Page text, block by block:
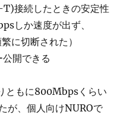
接続したときの安定性
しか速度が出ず、
に切断された）
開できる
ともに800Mbpsくらい
が、個人向けNUROで